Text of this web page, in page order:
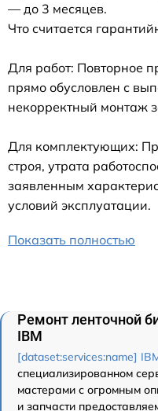
— до 3 месяцев.
Что считается
Для работ: Повторное
прямо обусловлен с
некорректный монтаж
Для комплектующих:
строя, утрата
заявленным
условий эксплуатации.
Показать полностью
Ремонт ленточной
IBM
[dataset:services:name]
специализированном
мастерами с огромным
и запчасти